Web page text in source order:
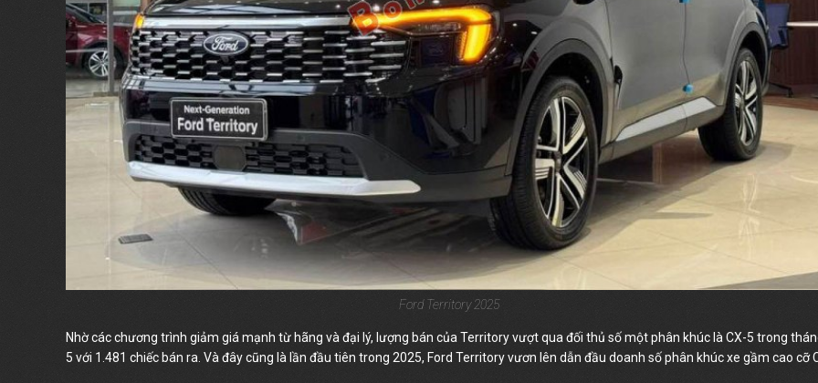
Ford Territory 2025
Nhờ các chương trình giảm giá mạnh từ hãng và đại lý, lượng bán của Territory vượt qua đối thủ số một phân khúc là CX-5 trong
5 với 1.481 chiếc bán ra. Và đây cũng là lần đầu tiên trong 2025, Ford Territory vươn lên dẫn đầu doanh số phân khúc xe gầm cao cỡ